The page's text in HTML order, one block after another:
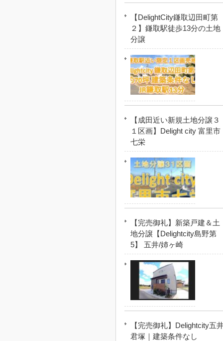
【DelightCity鎌取辺田町第
２】鎌取駅徒歩13分の土地
分譲
【成田近い新規土地分譲３
１区画】Delight city 富里市
七栄
【完売御礼】新築戸建＆土
地分譲【Delightcity島野第
5】 五井/姉ヶ崎
【完売御礼】Delightcity五
君塚｜建築条件なし